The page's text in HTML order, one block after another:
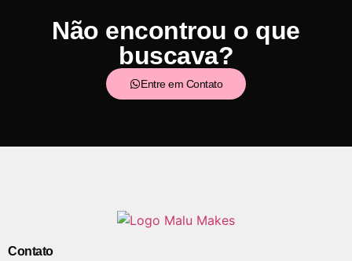
Não encontrou o que
buscava?
Entre em Contato
Contato